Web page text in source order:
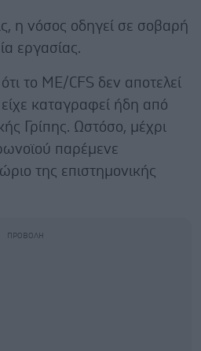
η νόσος οδηγεί σε σοβαρή
εργασίας.
το ME/CFS δεν αποτελεί
καταγραφεί ήδη από
Γρίπης. Ωστόσο, μέχρι
παρέμενε
της επιστημονικής